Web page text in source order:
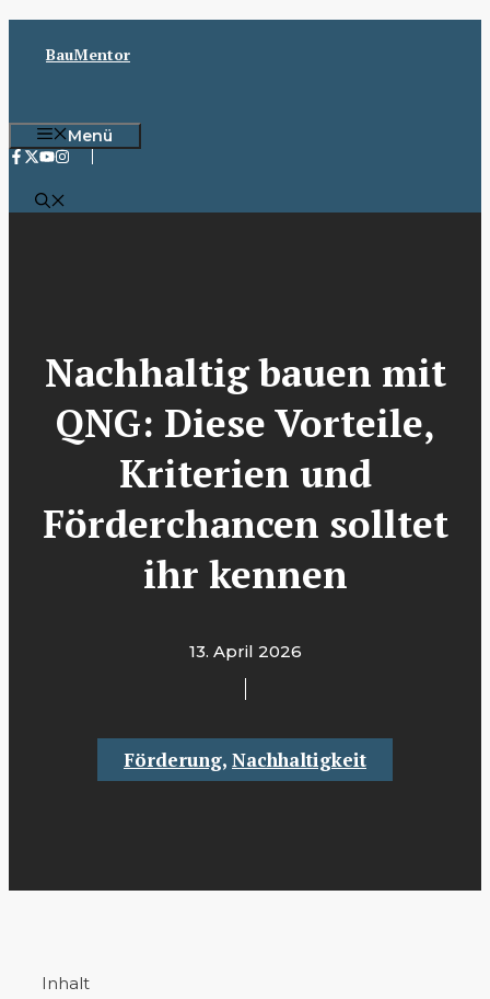
InhaltBauMentor
Menü
Nachhaltig bauen mit
QNG: Diese Vorteile,
Kriterien und
Förderchancen solltet
ihr kennen
13. April 2026
Förderung, Nachhaltigkeit
Inhalt